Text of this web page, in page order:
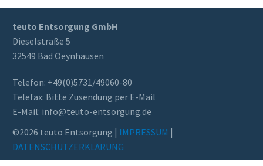
teuto Entsorgung GmbH
Dieselstraße 5
32549 Bad Oeynhausen
Telefon: +49(0)5731/49060-80
Telefax: Bitte Zusendung per E-Mail
E-Mail: info@teuto-ent­sor­gung.de
©2026 teuto Entsorgung | IMPRESSUM |
DATENSCHUTZERKLÄRUNG